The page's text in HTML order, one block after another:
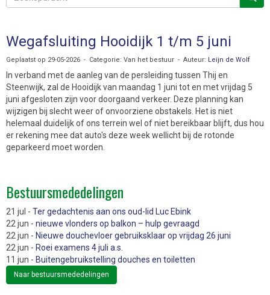
Wegafsluiting Hooidijk 1 t/m 5 juni
Geplaatst op 29-05-2026 - Categorie: Van het bestuur - Auteur: Leijn de Wolf
In verband met de aanleg van de persleiding tussen Thij en
Steenwijk, zal de Hooidijk van maandag 1 juni tot en met vrijdag 5
juni afgesloten zijn voor doorgaand verkeer. Deze planning kan
wijzigen bij slecht weer of onvoorziene obstakels. Het is niet
helemaal duidelijk of ons terrein wel of niet bereikbaar blijft, dus hou
er rekening mee dat auto's deze week wellicht bij de rotonde
geparkeerd moet worden.
Bestuursmededelingen
21 jul - Ter gedachtenis aan ons oud-lid Luc Ebink
22 jun - nieuwe vlonders op balkon – hulp gevraagd
22 jun - Nieuwe douchevloer gebruiksklaar op vrijdag 26 juni
22 jun - Roei examens 4 juli a.s.
11 jun - Buitengebruikstelling douches en toiletten
Naar bestuursmededelingen